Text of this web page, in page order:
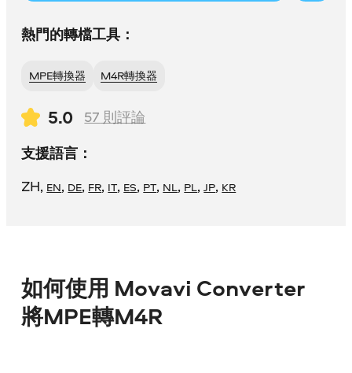
熱門的轉檔工具：
MPE轉換器 M4R轉換器
5.0 57 則評論
支援語言：
ZH, EN, DE, FR, IT, ES, PT, NL, PL,JP, KR
如何使用 Movavi Converter
將MPE轉M4R